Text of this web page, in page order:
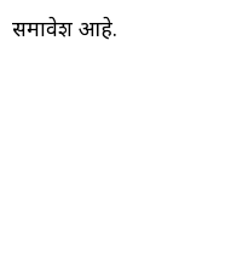
समावेश आहे.